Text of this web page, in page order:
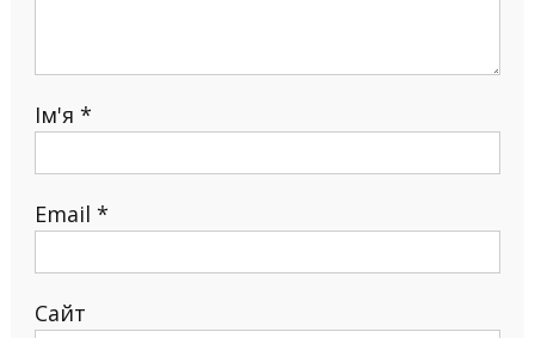
Ім'я *
Email *
Сайт